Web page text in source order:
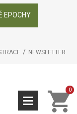
EPOCHY
NEWSLETTER
0